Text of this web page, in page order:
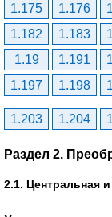
1.175
1.176
1.182
1.183
1.19
1.191
1.197
1.198
1.203 1.204
Раздел 2.
2.1. Центральная